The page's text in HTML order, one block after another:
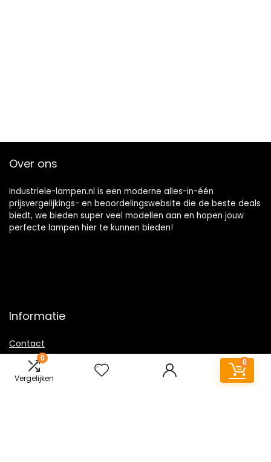
0
Vergelijken
0
Over ons
Industriele-lampen.nl is een moderne alles-in-één
prijsvergelijkings- en beoordelingswebsite die de beste deals
biedt, we bieden super veel modellen aan en hopen jouw
perfecte lampen hier te kunnen bieden!
Informatie
Contact
Klantenservice
Over ons